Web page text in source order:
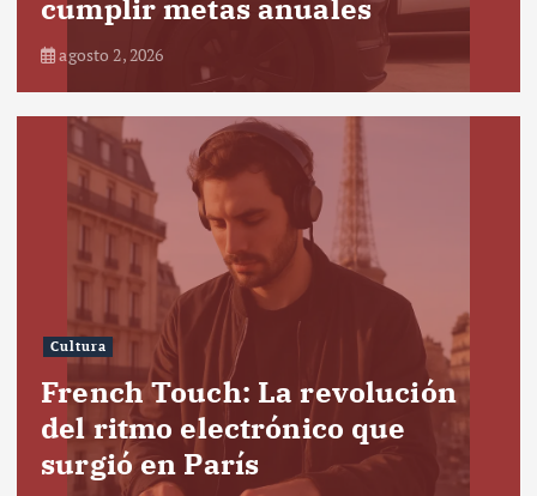
cumplir metas anuales
agosto 2, 2026
Cultura
French Touch: La revolución
del ritmo electrónico que
surgió en París